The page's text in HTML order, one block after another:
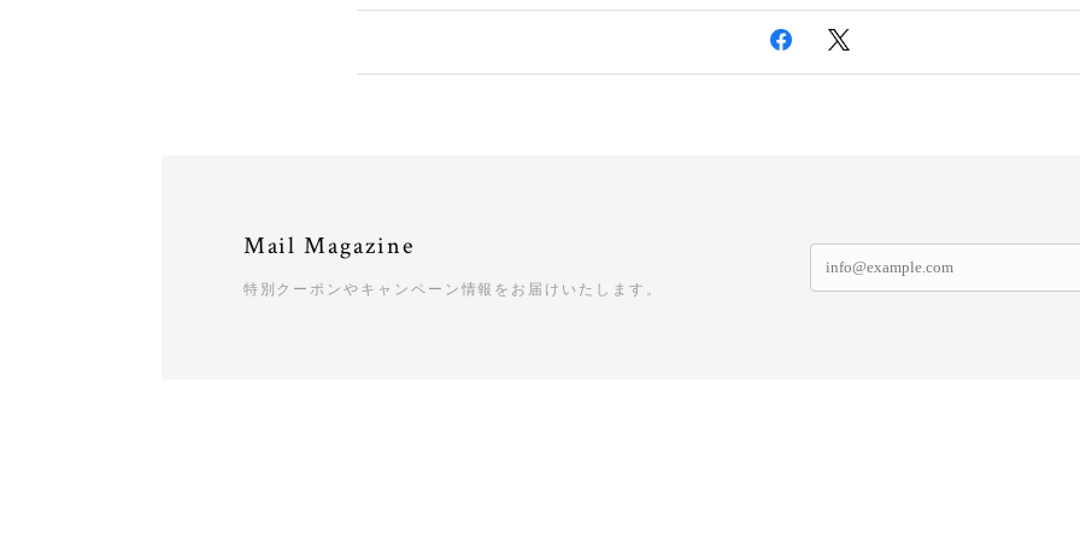
Mail Magazine
特別クーポンやキャンペーン情報をお届けいたします。